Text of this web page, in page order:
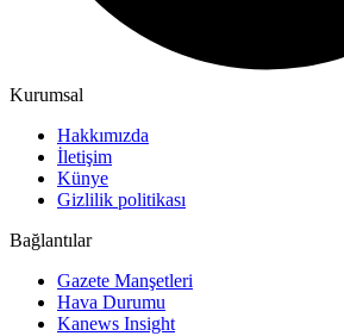
Kurumsal
Hakkımızda
İletişim
Künye
Gizlilik politikası
Bağlantılar
Gazete Manşetleri
Hava Durumu
Kanews Insight